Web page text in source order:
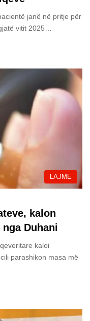
janë në pritje për
vitit 2025…
LAJME
kalon
Duhani
kaloi
parashikon masa më